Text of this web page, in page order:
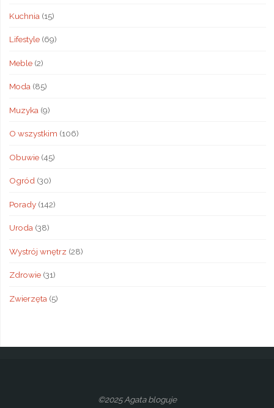
Kuchnia (15)
Lifestyle(69)
Meble(2)
Moda (85)
Muzyka (9)
O wszystkim (106)
Obuwie(45)
Ogród (30)
Porady(142)
Uroda (38)
Wystrój wnętrz (28)
Zdrowie(31)
Zwierzęta (5)
©2025 Agata bloguje